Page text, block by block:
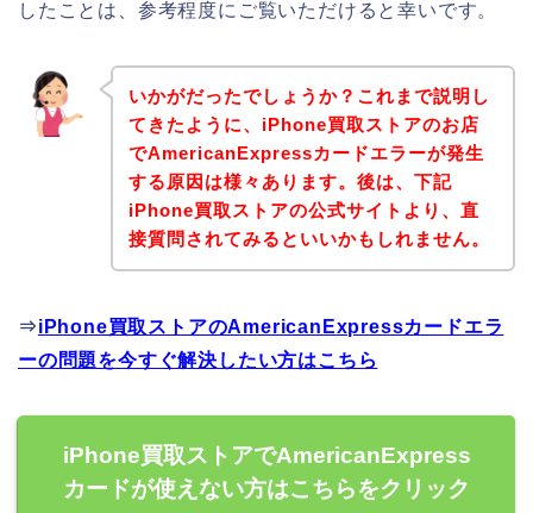
したことは、参考程度にご覧いただけると幸いです。
いかがだったでしょうか？これまで説明し
てきたように、iPhone買取ストアのお店
でAmericanExpressカードエラーが発生
する原因は様々あります。後は、下記
iPhone買取ストアの公式サイトより、直
接質問されてみるといいかもしれません。
⇒iPhone買取ストアのAmericanExpressカードエラ
ーの問題を今すぐ解決したい方はこちら
iPhone買取ストアでAmericanExpress
カードが使えない方はこちらをクリック